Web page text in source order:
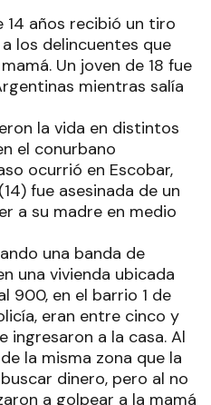
14 años recibió un tiro
los delincuentes que
Un joven de 18 fue
mientras salía
la vida en distintos
el conurbano
ocurrió en Escobar,
fue asesinada de un
a su madre en medio
una banda de
una vivienda ubicada
900, en el barrio 1 de
eran entre cinco y
ingresaron a la casa. Al
la misma zona que la
dinero, pero al no
a golpear a la mamá